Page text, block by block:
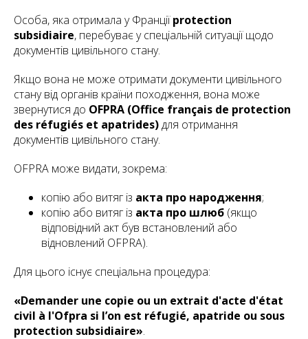
Особа, яка отримала у Франціїprotection
subsidiaire, перебуває у спеціальній ситуації щодо
документів цивільного стану.
Якщо вона не може отримати документи цивільного
стану від органів країни походження, вона може
звернутися до OFPRA (Office français de protection
des réfugiés et apatrides)для отримання
документів цивільного стану.
OFPRA може видати, зокрема:
копію або витяг із акта про народження;
копію або витяг із акта про шлюб (якщо
відповідний акт був встановлений або
відновлений OFPRA).
Для цього існує спеціальна процедура:
«Demander une copie ou un extrait d'acte d'état
civil à l'Ofpra si l’on est réfugié, apatride ou sous
protection subsidiaire».